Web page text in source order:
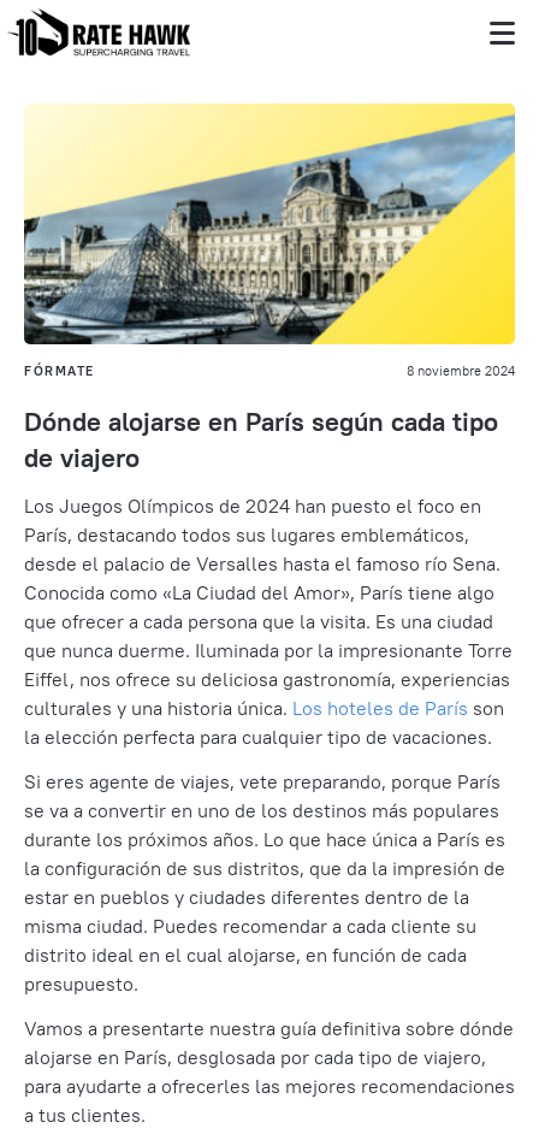
FÓRMATE 8 noviembre 2024
Dónde alojarse en París según cada tipo
de viajero
Los Juegos Olímpicos de 2024 han puesto el foco en
París, destacando todos sus lugares emblemáticos,
desde el palacio de Versalles hasta el famoso río Sena.
Conocida como «La Ciudad del Amor», París tiene algo
que ofrecer a cada persona que la visita. Es una ciudad
que nunca duerme. Iluminada por la impresionante Torre
Eiffel, nos ofrece su deliciosa gastronomía, experiencias
culturales y una historia única. Los hoteles de París son
la elección perfecta para cualquier tipo de vacaciones.
Si eres agente de viajes, vete preparando, porque París
se va a convertir en uno de los destinos más populares
durante los próximos años. Lo que hace única a París es
la configuración de sus distritos, que da la impresión de
estar en pueblos y ciudades diferentes dentro de la
misma ciudad. Puedes recomendar a cada cliente su
distrito ideal en el cual alojarse, en función de cada
presupuesto.
Vamos a presentarte nuestra guía definitiva sobre dónde
alojarse en París, desglosada por cada tipo de viajero,
para ayudarte a ofrecerles las mejores recomendaciones
a tus clientes.